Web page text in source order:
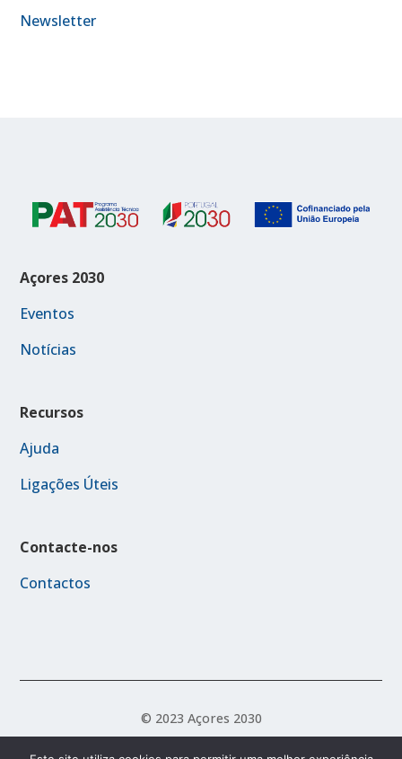
Newsletter
Açores 2030
Eventos
Notícias
Recursos
Ajuda
Ligações Úteis
Contacte-nos
Contactos
© 2023 Açores 2030